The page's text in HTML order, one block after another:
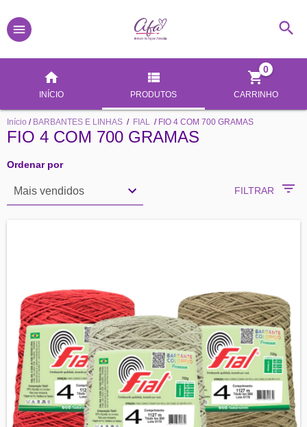
INÍCIO PRODUTOS CARRINHO
0
Início / BARBANTES E LINHAS / FIAL / FIO 4 COM 700 GRAMAS
FIO 4 COM 700 GRAMAS
Ordenar por
FILTRAR